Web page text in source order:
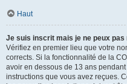
Haut
Je suis inscrit mais je ne peux pas
Vérifiez en premier lieu que votre
corrects. Si la fonctionnalité de la
avoir en dessous de 13 ans
instructions que vous avez reçues.